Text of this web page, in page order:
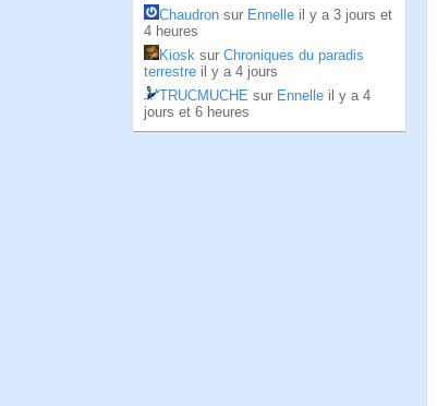
Chaudron sur Ennelle il y a 3 jours et
4 heures
Kiosk sur Chroniques du paradis
terrestre il y a 4 jours
TRUCMUCHE sur Ennelle il y a 4
jours et 6 heures